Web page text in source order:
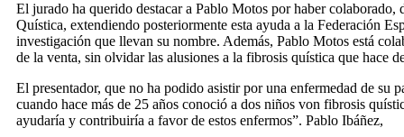
El jurado ha querido destacar a Pablo Motos por haber
Quística, extendiendo posteriormente esta ayuda a la Federación
investigación que llevan su nombre. Además, Pablo Motos está
de la venta, sin olvidar las alusiones a la fibrosis quística que hace
El presentador, que no ha podido asistir por una enfermedad de su
cuando hace más de 25 años conoció a dos niños von fibrosis
ayudaría y contribuiría a favor de estos enfermos”. Pablo Ibáñez,